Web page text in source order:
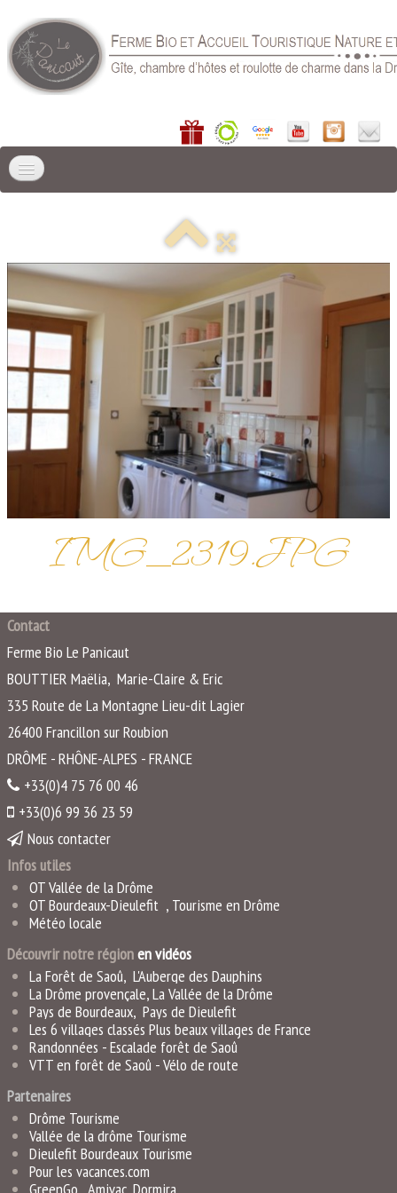
CHAMBRE D'HÔTES
RÉSERVER
ACTIVITÉS
SERVICES
CONTACTIMG_2319.JPG
Contact
Ferme Bio Le Panicaut
BOUTTIER Maëlia, Marie-Claire & Eric
335 Route de La Montagne Lieu-dit Lagier
26400 Francillon sur Roubion
DRÔME - RHÔNE-ALPES - FRANCE
+33(0)4 75 76 00 46
+33(0)6 99 36 23 59
Nous contacter
Infos utiles
OT Vallée de la Drôme
OT Bourdeaux-Dieulefit , Tourisme en Drôme
Météo locale
Découvrir notre régionen vidéos
La Forêt de Saoû, L'Auberge des Dauphins
La Drôme provençale,La Vallée de la Drôme
Pays de Bourdeaux, Pays de Dieulefit
Les 6 villages classés Plus beaux villages de France
Randonnées -Escalade forêt de Saoû
VTT en forêt de Saoû -Vélo de route
Partenaires
Drôme Tourisme
Vallée de la drôme Tourisme
Dieulefit Bourdeaux Tourisme
Pour les vacances.com